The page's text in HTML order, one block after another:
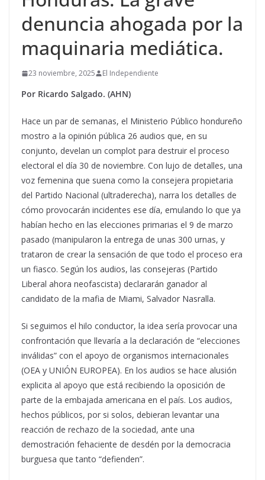
denuncia ahogada por la
maquinaria mediática.
23 noviembre, 2025 El Independiente
Por Ricardo Salgado. (AHN)
Hace un par de semanas, el Ministerio Público hondureño
mostro a la opinión pública 26 audios que, en su
conjunto, develan un complot para destruir el proceso
electoral el día 30 de noviembre. Con lujo de detalles, una
voz femenina que suena como la consejera propietaria
del Partido Nacional (ultraderecha), narra los detalles de
cómo provocarán incidentes ese día, emulando lo que ya
habían hecho en las elecciones primarias el 9 de marzo
pasado (manipularon la entrega de unas 300 urnas, y
trataron de crear la sensación de que todo el proceso era
un fiasco. Según los audios, las consejeras (Partido
Liberal ahora neofascista) declararán ganador al
candidato de la mafia de Miami, Salvador Nasralla.
Si seguimos el hilo conductor, la idea sería provocar una
confrontación que llevaría a la declaración de “elecciones
inválidas” con el apoyo de organismos internacionales
(OEA y UNIÓN EUROPEA). En los audios se hace alusión
explicita al apoyo que está recibiendo la oposición de
parte de la embajada americana en el país. Los audios,
hechos públicos, por si solos, debieran levantar una
reacción de rechazo de la sociedad, ante una
demostración fehaciente de desdén por la democracia
burguesa que tanto “defienden”.